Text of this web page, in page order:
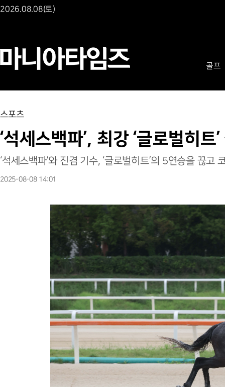
2026.08.08(토)
골프
스포츠
‘석세스백파’, 최강 ‘글로벌히
‘석세스백파’와 진겸 기수, ‘글로벌히트’의 5연승을 끊
2025-08-08 14:01